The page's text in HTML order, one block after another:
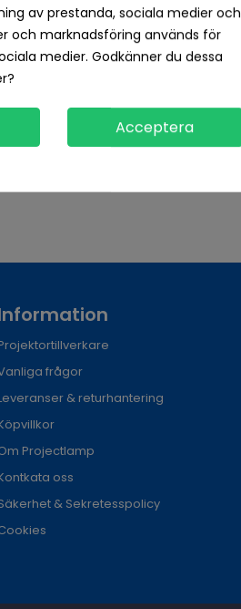
frågor
& returhantering
Projectlamp
oss
& Sekretesspolicy
av prestanda, sociala medier och
och marknadsföring används för
medier. Godkänner du dessa
Acceptera